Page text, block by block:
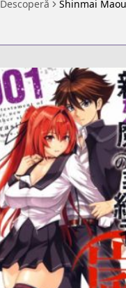
Descoperă Shinmai